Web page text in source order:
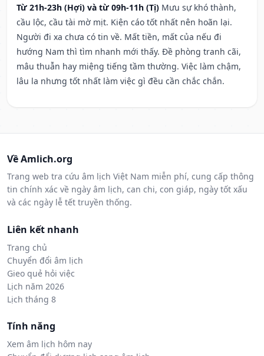
Từ 21h-23h (Hợi) và từ 09h-11h (Tị) Mưu sự khó thành,
cầu lộc, cầu tài mờ mịt. Kiện cáo tốt nhất nên hoãn lại.
Người đi xa chưa có tin về. Mất tiền, mất của nếu đi
hướng Nam thì tìm nhanh mới thấy. Đề phòng tranh cãi,
mâu thuẫn hay miệng tiếng tầm thường. Việc làm chậm,
lâu la nhưng tốt nhất làm việc gì đều cần chắc chắn.
Về Amlich.org
Trang web tra cứu âm lịch Việt Nam miễn phí, cung cấp thông
tin chính xác về ngày âm lịch, can chi, con giáp, ngày tốt xấu
và các ngày lễ tết truyền thống.
Liên kết nhanh
Trang chủ
Chuyển đổi âm lịch
Gieo quẻ hỏi việc
Lịch năm 2026
Lịch tháng 8
Tính năng
Xem âm lịch hôm nay